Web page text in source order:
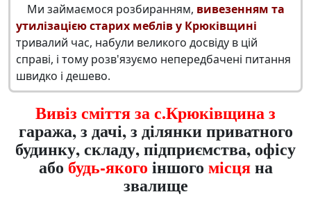
Ми займаємося розбиранням, вивезенням та
утилізацією старих меблів у Крюківщині
тривалий час, набули великого досвіду в цій
справі, і тому розв'язуємо непередбачені питання
швидко і дешево.
Вивіз сміття за с.Крюківщина з
гаража, з дачі, з ділянки приватного
будинку, складу, підприємства, офісу
абобудь-якого іншого місцяна
звалище